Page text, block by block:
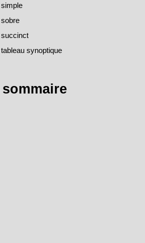
simple
sobre
succinct
tableau synoptique
sommaire